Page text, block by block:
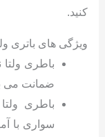
کنید.
ویژگی های باتری
ضمانت می
باطری